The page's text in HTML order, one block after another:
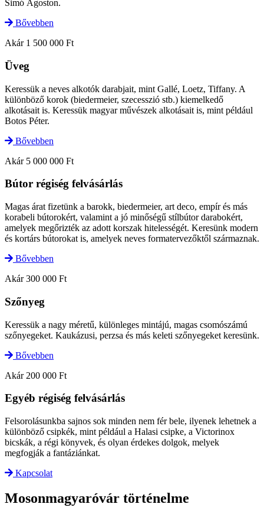
Simó Ágoston.
Bővebben
Akár 1 500 000 Ft
Üveg
Keressük a neves alkotók darabjait, mint Gallé, Loetz, Tiffany. A
különböző korok (biedermeier, szecesszió stb.) kiemelkedő
alkotásait is. Keressük magyar művészek alkotásait is, mint például
Botos Péter.
Bővebben
Akár 5 000 000 Ft
Bútor régiség felvásárlás
Magas árat fizetünk a barokk, biedermeier, art deco, empír és más
korabeli bútorokért, valamint a jó minőségű stílbútor darabokért,
amelyek megőrizték az adott korszak hitelességét. Keresünk modern
és kortárs bútorokat is, amelyek neves formatervezőktől származnak.
Bővebben
Akár 300 000 Ft
Szőnyeg
Keressük a nagy méretű, különleges mintájú, magas csomószámú
szőnyegeket. Kaukázusi, perzsa és más keleti szőnyegeket keresünk.
Bővebben
Akár 200 000 Ft
Egyéb régiség felvásárlás
Felsorolásunkba sajnos sok minden nem fér bele, ilyenek lehetnek a
különböző csipkék, mint például a Halasi csipke, a Victorinox
bicskák, a régi könyvek, és olyan érdekes dolgok, melyek
megfogják a fantáziánkat.
Kapcsolat
Mosonmagyaróvár történelme